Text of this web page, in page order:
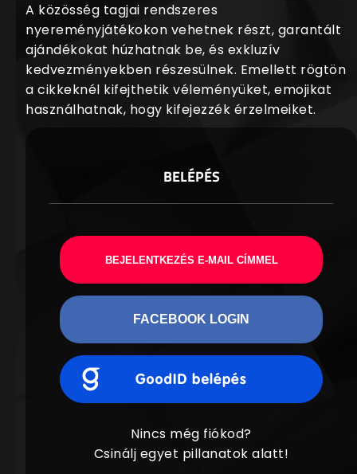
A közösség tagjai rendszeres
nyereményjátékokon vehetnek részt, garantált
ajándékokat húzhatnak be, és exkluzív
kedvezményekben részesülnek. Emellett rögtön
a cikkeknél kifejthetik véleményüket, emojikat
használhatnak, hogy kifejezzék érzelmeiket.
BELÉPÉS
BEJELENTKEZÉS E-MAIL CÍMMEL
FACEBOOK LOGIN
Nincs még fiókod?
Csinálj egyet pillanatok alatt!